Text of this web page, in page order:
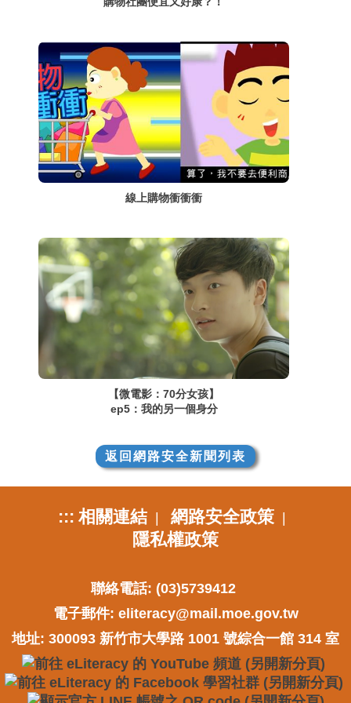
線上購物衝衝衝
【微電影：70分女孩】
ep5：我的另一個身分
返回網路安全新聞列表
::: 相關連結| 網路安全政策|
隱私權政策
聯絡電話: (03)5739412
電子郵件: eliteracy@mail.moe.gov.tw
地址: 300093 新竹市大學路 1001 號綜合一館 314 室